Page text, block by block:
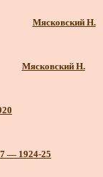
Мясковский Н.
Мясковский Н.
— 1924-25